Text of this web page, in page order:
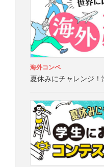
海外コンペ
夏休みにチャレンジ